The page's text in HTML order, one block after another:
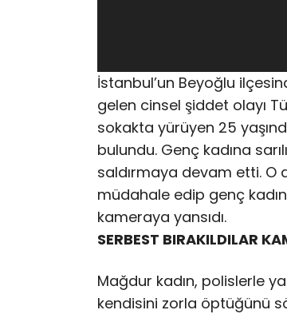
İstanbul’un Beyoğlu
gelen cinsel şiddet olayı
sokakta yürüyen 25
bulundu. Genç kadına
saldırmaya devam etti.
müdahale edip genç
kameraya yansıdı.
SERBEST BIRAKILDILAR
Mağdur kadın, polislerle
kendisini zorla öptüğünü